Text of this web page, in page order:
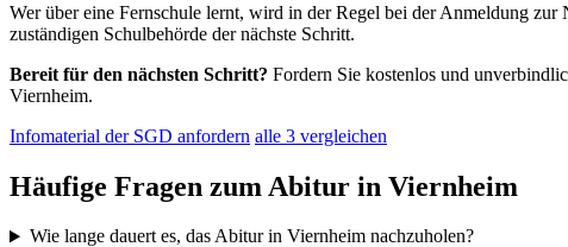
Wer über eine Fernschule lernt, wird in der Regel bei der Anmeldung
zuständigen Schulbehörde der nächste Schritt.
Bereit für den nächsten Schritt? Fordern Sie kostenlos und
Viernheim.
Infomaterial der SGD anfordern alle 3 vergleichen
Häufige Fragen zum Abitur in Viernheim
Wie lange dauert es, das Abitur in Viernheim nachzuholen?